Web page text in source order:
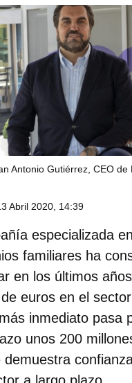
Antonio Gutiérrez, CEO de
Abril 2020, 14:39
especializada
familiares ha
en los últimos
euros en el
inmediato pasa
unos 200
demuestra